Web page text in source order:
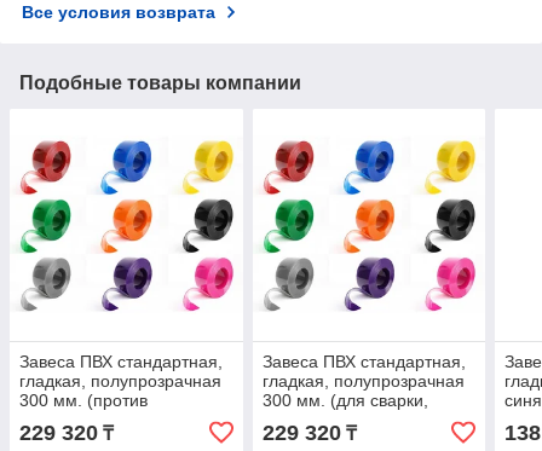
Все условия возврата
Подобные товары компании
Завеса ПВХ стандартная,
гладкая, полупрозрачная
300 мм. (против
насекомых, с запахом)
229 320 ₸
Завеса ПВХ стандартная,
гладкая, полупрозрачная
300 мм. (для сварки,
против УФ-излучения,
огнестойкая)
229 320₸